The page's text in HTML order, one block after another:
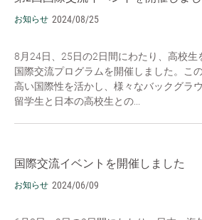
お知らせ 2024/08/25
8月24日、25日の2日間にわたり、高校生
国際交流プログラムを開催しました。こ
高い国際性を活かし、様々なバックグラ
留学生と日本の高校生との...
国際交流イベントを開催しました
お知らせ 2024/06/09